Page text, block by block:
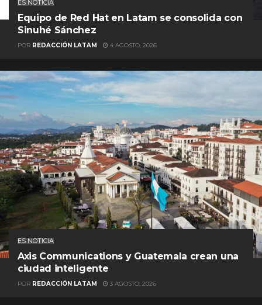
ES NOTICIA
Equipo de Red Hat en Latam se consolida con
Sinuhé Sánchez
POR REDACCIÓN LATAM 4 AGOSTO, 2026
ES NOTICIA
Axis Communications y Guatemala crean una
ciudad inteligente
POR REDACCIÓN LATAM 3 AGOSTO, 2026